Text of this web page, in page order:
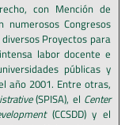
con Mención de
numerosos Congresos
Proyectos para
labor docente e
públicas y
año 2001. Entre otras,
(SPISA), el Center
(CCSDD) y el